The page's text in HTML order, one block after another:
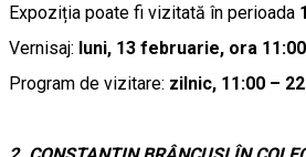
Expoziția poate fi vizitată în perioada
Vernisaj: luni, 13 februarie, ora 11:00
Program de vizitare: zilnic, 11:00 –